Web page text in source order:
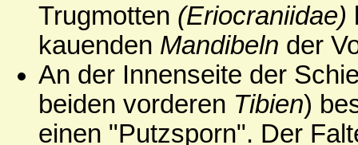
Trugmotten (Eriocraniidae)
kauenden Mandibeln der
An der Innenseite der
beiden vorderen Tibien)
einen "Putzsporn". Der